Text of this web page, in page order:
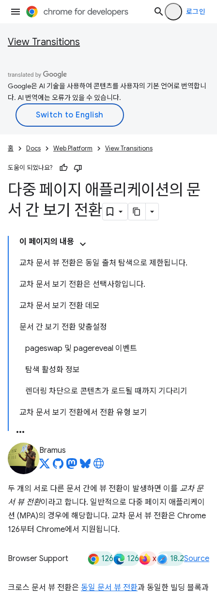
로그인
View Transitions
Google은 AI 기술을 사용하여 콘텐츠를 사용자의 기본 언어로 번역합니
다. AI 번역에는 오류가 있을 수 있습니다.
홈 Docs Web Platform View Transitions
도움이 되었나요?
다중 페이지 애플리케이션의 문
서 간 보기 전환
이 페이지의 내용
교차 문서 뷰 전환은 동일 출처 탐색으로 제한됩니다.
교차 문서 보기 전환은 선택사항입니다.
교차 문서 보기 전환 데모
문서 간 보기 전환 맞춤설정
pageswap 및 pagereveal 이벤트
탐색 활성화 정보
렌더링 차단으로 콘텐츠가 로드될 때까지 기다리기
교차 문서 보기 전환에서 전환 유형 보기
Bramus
두 개의 서로 다른 문서 간에 뷰 전환이 발생하면 이를 교차 문
서 뷰 전환이라고 합니다. 일반적으로 다중 페이지 애플리케이
션 (MPA)의 경우에 해당합니다. 교차 문서 뷰 전환은 Chrome
126부터 Chrome에서 지원됩니다.
Browser Support 126 126 x 18.2Source
크로스 문서 뷰 전환은 동일 문서 뷰 전환과 동일한 빌딩 블록과